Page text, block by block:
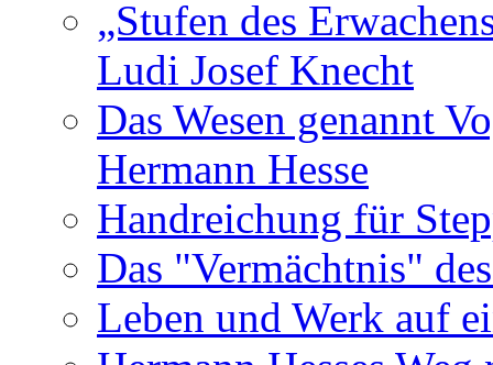
„Stufen des
Ludi Josef Knecht
Das Wesen genannt
Hermann Hesse
Handreichung für
Das "Vermächtnis"
Leben und Werk auf